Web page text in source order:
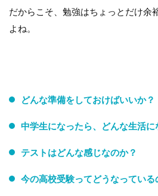
だからこそ、勉強はちょっとだけ余
よね。
どんな準備をしておけばいいか？
中学生になったら、どんな生活に
テストはどんな感じなのか？
今の高校受験ってどうなっている